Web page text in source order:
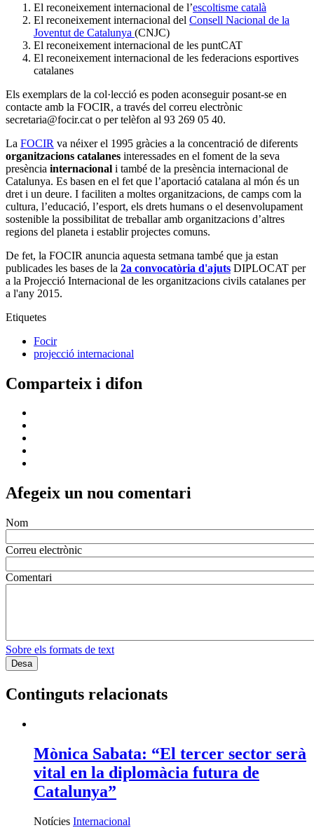
El reconeixement internacional de l’escoltisme català
El reconeixement internacional del Consell Nacional de la
Joventut de Catalunya (CNJC)
El reconeixement internacional de les puntCAT
El reconeixement internacional de les federacions esportives
catalanes
Els exemplars de la col·lecció es poden aconseguir posant-se en
contacte amb la FOCIR, a través del correu electrònic
secretaria@focir.cat o per telèfon al 93 269 05 40.
La FOCIR va néixer el 1995 gràcies a la concentració de diferents
organitzacions catalanes interessades en el foment de la seva
presència internacional i també de la presència internacional de
Catalunya. Es basen en el fet que l’aportació catalana al món és un
dret i un deure. I faciliten a moltes organitzacions, de camps com la
cultura, l’educació, l’esport, els drets humans o el desenvolupament
sostenible la possibilitat de treballar amb organitzacions d’altres
regions del planeta i establir projectes comuns.
De fet, la FOCIR anuncia aquesta setmana també que ja estan
publicades les bases de la 2a convocatòria d'ajuts DIPLOCAT per
a la Projecció Internacional de les organitzacions civils catalanes per
a l'any 2015.
Etiquetes
Focir
projecció internacional
Comparteix i difon
Afegeix un nou comentari
Nom
Correu electrònic
Comentari
Sobre els formats de text
Continguts relacionats
Mònica Sabata: “El tercer sector serà
vital en la diplomàcia futura de
Catalunya”
Notícies Internacional